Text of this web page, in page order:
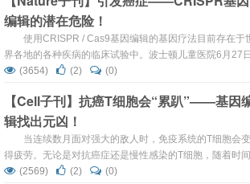
关系，源井生物超20种CRISPR文库现货， 覆盖度>...
编辑的潜在危险！
使用CRISPR / Cas9基因编辑的基因疗法目前存在于
界各地的各种疾病的临床试验中。波士顿儿童医院6月27日
发表在《Nature Communications》上的一份报告警告说，
https://www.nature.com/articles/s41467-022-31322-3
CRISP...
(3654) (2) (0)
【Cell子刊】抗癌T细胞会“累趴”——基因
辑找出元凶！
当连续数月面对强大的敌人时，免疫系统的T细胞会变
得疲劳。无论是对抗癌症还是慢性感染的T细胞，随着时间
的推移，它的效果会越来越差，这种现象被科学家称为“T细
(2569) (2) (0)